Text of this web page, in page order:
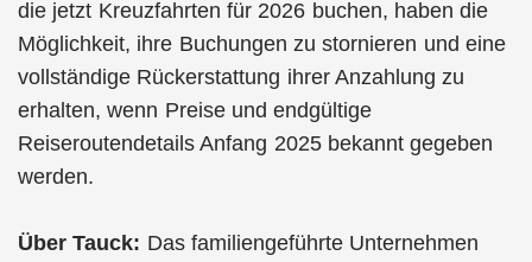
die jetzt Kreuzfahrten für 2026 buchen, haben die
Möglichkeit, ihre Buchungen zu stornieren und eine
vollständige Rückerstattung ihrer Anzahlung zu
erhalten, wenn Preise und endgültige
Reiseroutendetails Anfang 2025 bekannt gegeben
werden.
Über Tauck: Das familiengeführte Unternehmen